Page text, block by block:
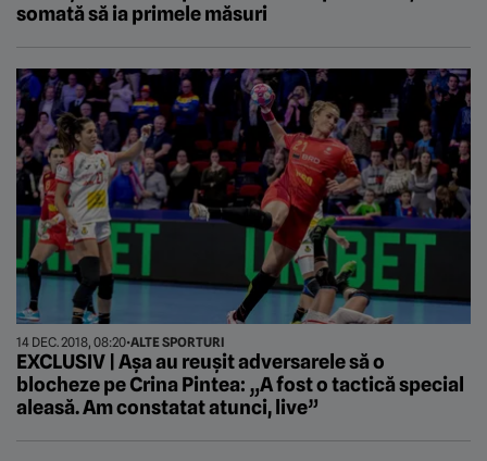
somată să ia primele măsuri
14 DEC. 2018, 08:20•ALTE SPORTURI
EXCLUSIV | Așa au reușit adversarele să o
blocheze pe Crina Pintea: „A fost o tactică special
aleasă. Am constatat atunci, live”